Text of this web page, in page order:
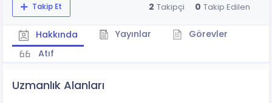
Takip Et 2 Takipçi 0 Takip Edilen
Hakkında Yayınlar
Görevler
Atıf
Uzmanlık Alanları